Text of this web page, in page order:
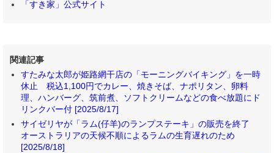
「すき家」公式サイト
関連記事
すたみな太郎が姫路網干店の「モーニングバイキング」を一時
休止 税込1,100円でカレー、焼きそば、ナポリタン、卵料
理、ハンバーグ、筑前煮、ソフトクリームなどの食べ放題にド
リンクバー付 [2025/8/17]
サイゼリヤが「ラム(仔羊)のランプステーキ」の販売を終了
オーストラリアの天候不順によるラムの生育遅れのため
[2025/8/18]